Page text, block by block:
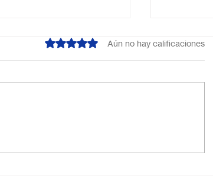
Obtuvo 0 de 5 estrellas.Aún no hay calificaciones